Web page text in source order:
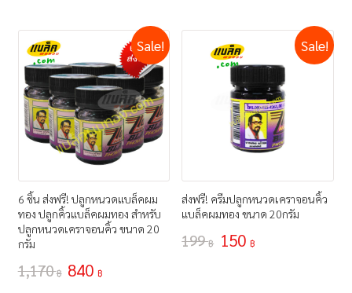
6 ชิ้น ส่งฟรี! ปลูกหนวดแบล็คผม
ทอง ปลูกคิ้วแบล็คผมทอง สำหรับ
ปลูกหนวดเคราจอนคิ้ว ขนาด 20
กรัม
Sale!
1,170฿ 840 ฿
ส่งฟรี! ครีมปลูกหนวดเคราจอนคิ้ว
แบล็คผมทอง ขนาด 20กรัม
Sale!
199฿ 150 ฿